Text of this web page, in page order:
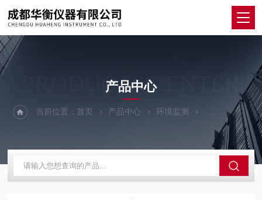
PRODUCTS CENTER
产品中心
当前位置：首页 产品中心 环境监测 智能红外测温仪